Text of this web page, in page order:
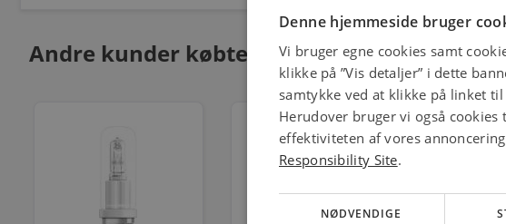
Andre kunder købte også
Denne hjemmeside bruger
Vi bruger egne cookies samt
klikke på ”Vis detaljer” i dette
samtykke ved at klikke på linket
Herudover bruger vi også
effektiviteten af vores
Responsibility Site.
NØDVENDIGE